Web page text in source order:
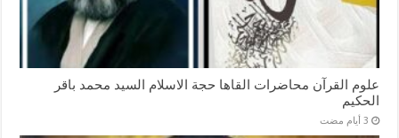
علوم القرآن محاضرات القاها حجة الاسلام السيد محمد باقر
الحكيم